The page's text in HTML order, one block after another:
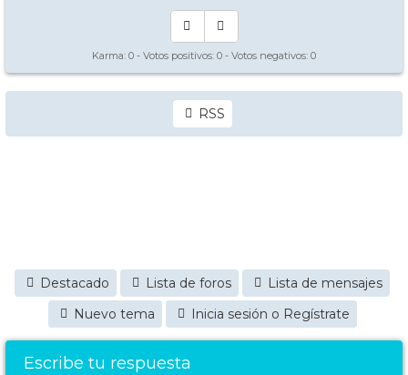
Karma: 0 - Votos positivos: 0 - Votos negativos: 0
RSS
Destacado Lista de foros
Lista de mensajes
Nuevo tema
Inicia sesión o Regístrate
Escribe tu respuesta